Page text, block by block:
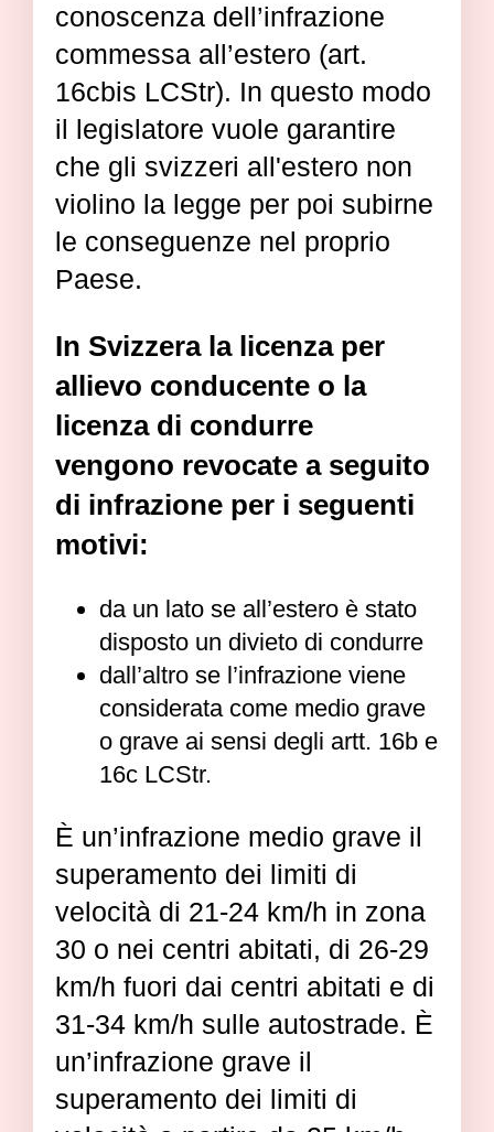
conoscenza dell’infrazione
commessa all’estero (art.
16cbis LCStr). In questo modo
il legislatore vuole garantire
che gli svizzeri all'estero non
violino la legge per poi subirne
le conseguenze nel proprio
Paese.
In Svizzera la licenza per
allievo conducente o la
licenza di condurre
vengono revocate a seguito
di infrazione per i seguenti
motivi:
da un lato se all’estero è stato
disposto un divieto di condurre
dall’altro se l’infrazione viene
considerata come medio grave
o grave ai sensi degli artt. 16b e
16c LCStr.
È un’infrazione medio grave il
superamento dei limiti di
velocità di 21-24 km/h in zona
30 o nei centri abitati, di 26-29
km/h fuori dai centri abitati e di
31-34 km/h sulle autostrade. È
un’infrazione grave il
superamento dei limiti di